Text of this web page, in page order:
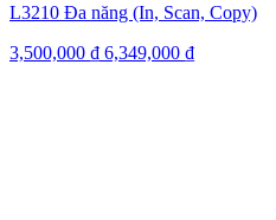
L3210 Đa năng (In, Scan, Copy)
3,500,000 ₫ 6,349,000 ₫